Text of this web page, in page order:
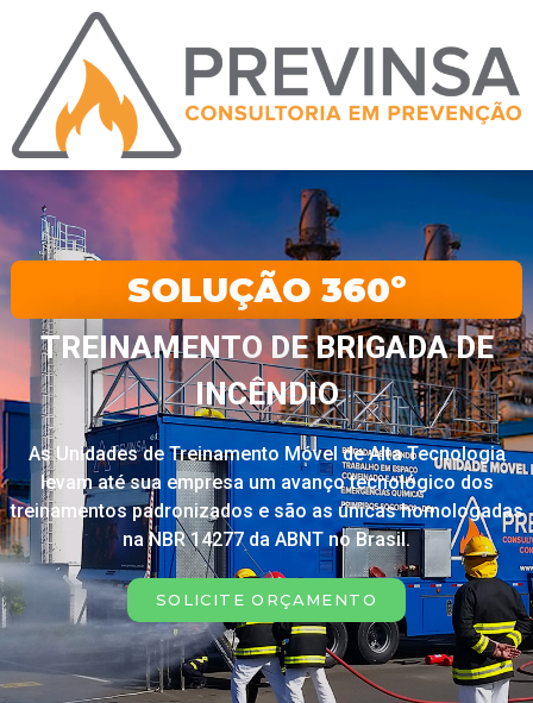
SOLUÇÃO 360º
TREINAMENTO DE BRIGADA DE
INCÊNDIO
As Unidades de Treinamento Móvel de Alta Tecnologia
levam até sua empresa um avanço tecnológico dos
treinamentos padronizados e são as únicas homologadas
na NBR 14277 da ABNT no Brasil.
SOLICITE ORÇAMENTO